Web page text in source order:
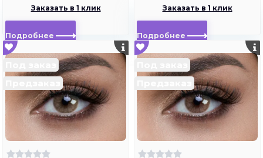
Заказать в 1 клик
Подробнее
Заказать в 1 клик
Подробнее